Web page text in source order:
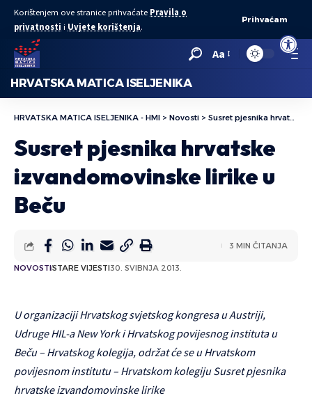
Korištenjem ove stranice prihvaćate Pravila o
privatnosti i Uvjete korištenja.
Prihvaćam
Aa
HRVATSKA MATICA ISELJENIKA
HRVATSKA MATICA ISELJENIKA - HMI > Novosti > Susret pjesnika hrvatske izvandomovinske lirike u Beču
Susret pjesnika hrvatske
izvandomovinske lirike u
Beču
NOVOSTISTARE VIJESTI30. SVIBNJA 2013.
3 MIN ČITANJA
U organizaciji Hrvatskog svjetskog kongresa u Austriji,
Udruge HIL-a New York i Hrvatskog povijesnog instituta u
Beču – Hrvatskog kolegija, održat će se u Hrvatskom
povijesnom institutu – Hrvatskom kolegiju Susret pjesnika
hrvatske izvandomovinske lirike
Open